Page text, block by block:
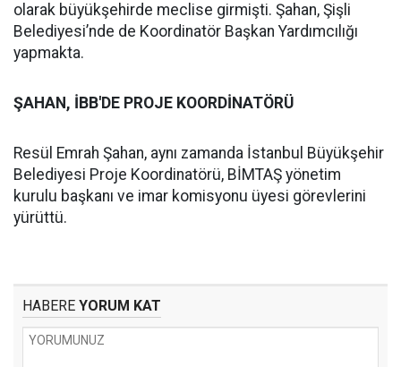
olarak büyükşehirde meclise girmişti. Şahan, Şişli
Belediyesi’nde de Koordinatör Başkan Yardımcılığı
yapmakta.
ŞAHAN, İBB'DE PROJE KOORDİNATÖRÜ
Resül Emrah Şahan, aynı zamanda İstanbul Büyükşehir
Belediyesi Proje Koordinatörü, BİMTAŞ yönetim
kurulu başkanı ve imar komisyonu üyesi görevlerini
yürüttü.
HABERE YORUM KAT